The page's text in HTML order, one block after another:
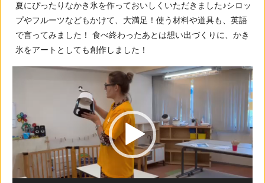
夏にぴったりなかき氷を作っておいしくいただきました♪シロッ
プやフルーツなどもかけて、大満足！使う材料や道具も、英語
で言ってみました！ 食べ終わったあとは想い出づくりに、かき
氷をアートとしても創作しました！
レ
ー
ヤ
ー